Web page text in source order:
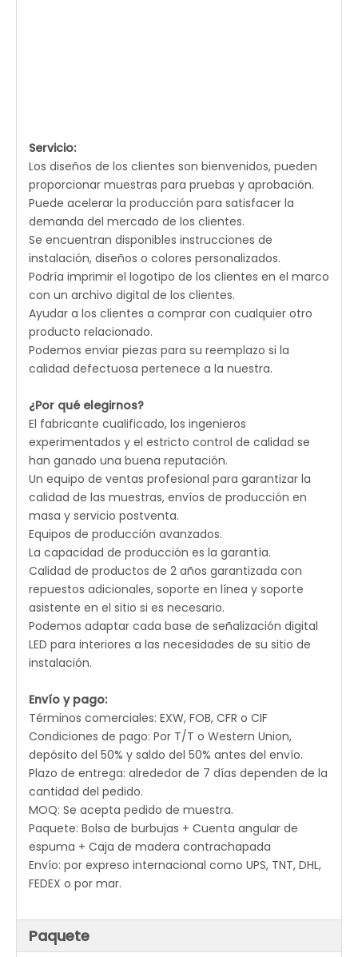
Servicio:
Los diseños de los clientes son bienvenidos, pueden
proporcionar muestras para pruebas y aprobación.
Puede acelerar la producción para satisfacer la
demanda del mercado de los clientes.
Se encuentran disponibles instrucciones de
instalación, diseños o colores personalizados.
Podría imprimir el logotipo de los clientes en el marco
con un archivo digital de los clientes.
Ayudar a los clientes a comprar con cualquier otro
producto relacionado.
Podemos enviar piezas para su reemplazo si la
calidad defectuosa pertenece a la nuestra.
¿Por qué elegirnos?
El fabricante cualificado, los ingenieros
experimentados y el estricto control de calidad se
han ganado una buena reputación.
Un equipo de ventas profesional para garantizar la
calidad de las muestras, envíos de producción en
masa y servicio postventa.
Equipos de producción avanzados.
La capacidad de producción es la garantía.
Calidad de productos de 2 años garantizada con
repuestos adicionales, soporte en línea y soporte
asistente en el sitio si es necesario.
Podemos adaptar cada base de señalización digital
LED para interiores a las necesidades de su sitio de
instalación.
Envío y pago:
Términos comerciales: EXW, FOB, CFR o CIF
Condiciones de pago: Por T/T o Western Union,
depósito del 50% y saldo del 50% antes del envío.
Plazo de entrega: alrededor de 7 días dependen de la
cantidad del pedido.
MOQ: Se acepta pedido de muestra.
Paquete: Bolsa de burbujas + Cuenta angular de
espuma + Caja de madera contrachapada
Envío: por expreso internacional como UPS, TNT, DHL,
FEDEX o por mar.
Paquete